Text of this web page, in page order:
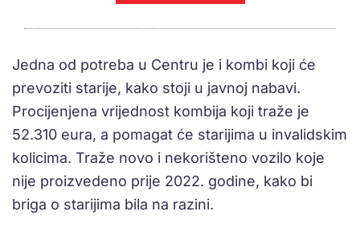
Jedna od potreba u Centru je i kombi koji će
prevoziti starije, kako stoji u javnoj nabavi.
Procijenjena vrijednost kombija koji traže je
52.310 eura, a pomagat će starijima u invalidskim
kolicima. Traže novo i nekorišteno vozilo koje
nije proizvedeno prije 2022. godine, kako bi
briga o starijima bila na razini.